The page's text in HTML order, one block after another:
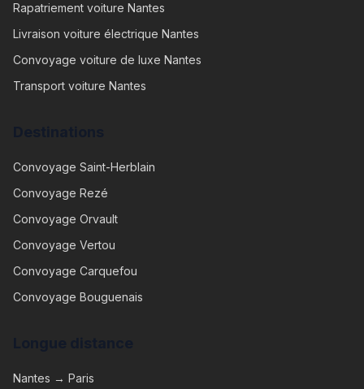
Rapatriement voiture Nantes
Livraison voiture électrique Nantes
Convoyage voiture de luxe Nantes
Transport voiture Nantes
Convoyage Saint-Herblain
Convoyage Rezé
Convoyage Orvault
Convoyage Vertou
Convoyage Carquefou
Convoyage Bouguenais
Nantes → Paris